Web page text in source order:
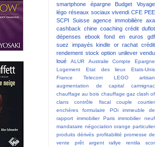
smartphone
épargne Budget
Voyage
légo réseaux sociaux vivendi CFE PEE
SCPI
Suisse agence immobilière axa
cashback chine coaching crédit duflot
dépenses
ebook fond en euros
gdf
suez
impayés kindle or rachat crédit
rendement stock option unilever vendu
loué
ALUR Australie
Compte Epargne
Logement
Etat des lieux
Etats-Unis
France Telecom
LEGO
artisan
augmentation de capital
carmignac
chauffage au bois chauffage gaz clash of
clans
contrôle fiscal couple
courtier
enchères
formulaire POi
immeuble de
rapport
immobilier Paris
immobilier neuf
mandataire négociation orange particulier
produits dérivés profitabilité promesse de
vente
prêt argent rallye rentila
scor